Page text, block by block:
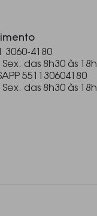
3060-4180
das 8h30 às 18h
551130604180
das 8h30 às 18h